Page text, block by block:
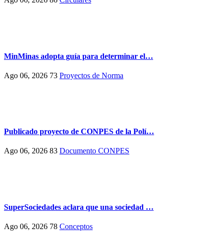
MinMinas adopta guía para determinar el…
Ago 06, 2026 73 Proyectos de Norma
Publicado proyecto de CONPES de la Polí…
Ago 06, 2026 83 Documento CONPES
SuperSociedades aclara que una sociedad …
Ago 06, 2026 78 Conceptos